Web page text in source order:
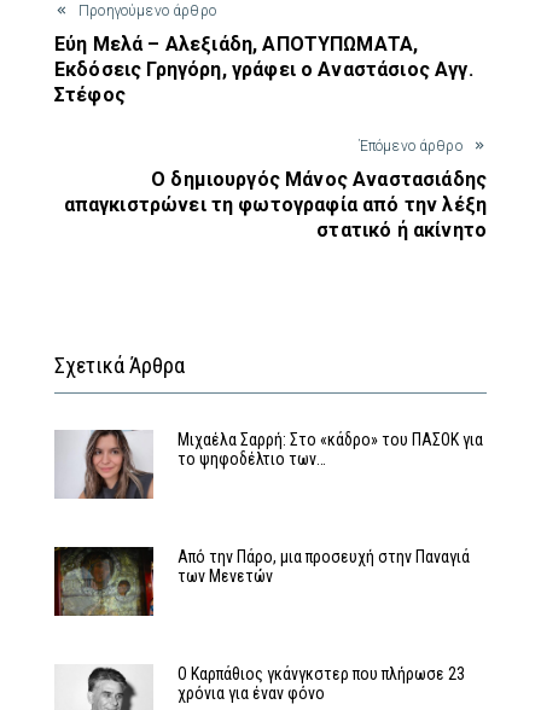
Προηγούμενο άρθρο
Εύη Μελά – Αλεξιάδη, ΑΠΟΤΥΠΩΜΑΤΑ,
Εκδόσεις Γρηγόρη, γράφει ο Αναστάσιος Αγγ.
Στέφος
Έπόμενο άρθρο
Ο δημιουργός Μάνος Αναστασιάδης
απαγκιστρώνει τη φωτογραφία από την λέξη
στατικό ή ακίνητο
Σχετικά Άρθρα
Μιχαέλα Σαρρή: Στο «κάδρο» του ΠΑΣΟΚ για
το ψηφοδέλτιο των…
Από την Πάρο, μια προσευχή στην Παναγιά
των Μενετών
Ο Καρπάθιος γκάνγκστερ που πλήρωσε 23
χρόνια για έναν φόνο